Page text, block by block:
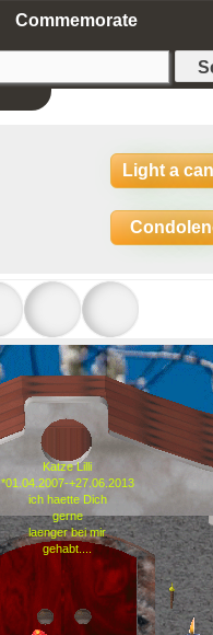
Commemorate
Light a
Katze Lilli
*01.04.2007-+27.06.2013
ich haette Dich
gerne
laenger bei mir
gehabt....